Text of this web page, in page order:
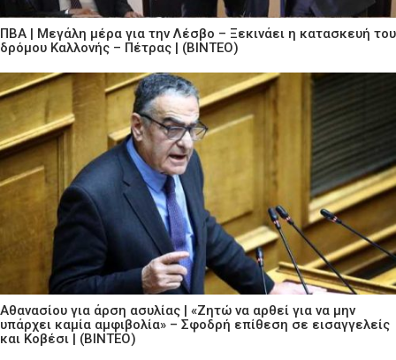
ΠΒΑ | Μεγάλη μέρα για την Λέσβο – Ξεκινάει η κατασκευή του
δρόμου Καλλονής – Πέτρας | (ΒΙΝΤΕΟ)
Αθανασίου για άρση ασυλίας | «Ζητώ να αρθεί για να μην
υπάρχει καμία αμφιβολία» – Σφοδρή επίθεση σε εισαγγελείς
και Κοβέσι | (ΒΙΝΤΕΟ)